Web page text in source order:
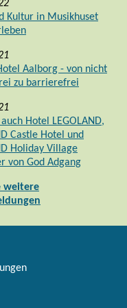
Kultur in Musikhuset
Aalborg - von nicht
zu barrierefrei
Hotel LEGOLAND,
Castle Hotel und
Holiday Village
von God Adgang
weitere